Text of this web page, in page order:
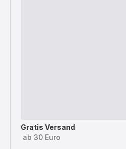
Gratis Versand
ab 30 Euro